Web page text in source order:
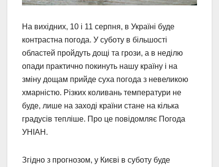
На вихідних, 10 і 11 серпня, в Україні буде
контрастна погода. У суботу в більшості
областей пройдуть дощі та грози, а в неділю
опади практично покинуть нашу країну і на
зміну дощам прийде суха погода з невеликою
хмарністю. Різких коливань температури не
буде, лише на заході країни стане на кілька
градусів тепліше. Про це повідомляє Погода
УНІАН.
Згідно з прогнозом, у Києві в суботу буде